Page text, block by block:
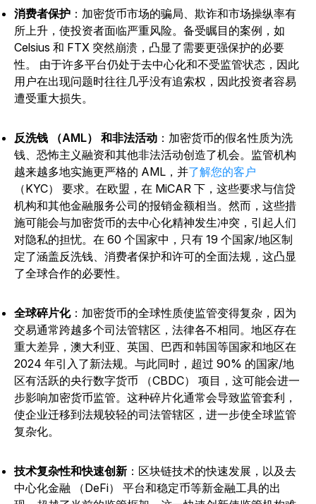
消费者保护 ：加密货币市场的骗局、欺诈和市场操纵率有
所上升，使投资者面临严重风险。备受瞩目的案例，如
Celsius 和 FTX 突然崩溃，凸显了需要更强保护的必要
性。
由于许多平台仍处于去中心化和不受监管状态，因此
用户在出现问题时往往几乎没有追索权，因此投资者容易
遭受重大损失。
反洗钱 （AML） 和非法活动 ：加密货币的假名性质为洗
钱、恐怖主义融资和其他非法活动创造了机会。监管机构
越来越多地实施更严格的 AML，并了解您的客户
（KYC） 要求。 在欧盟，在 MiCAR 下，这些要求与信贷
机构和其他金融服务公司的报销金额相当。然而，这些措
施可能会与加密货币的去中心化精神发生冲突，引起人们
对隐私的担忧。在 60 个国家中，只有 19 个国家/地区制
定了涵盖反洗钱、消费者保护和许可的全面法规，这凸显
了全球合作的必要性。
全球碎片化：加密货币的全球性质使监管变得复杂，因为
交易通常跨越多个司法管辖区，法律各不相同。地区存在
重大差异，澳大利亚、英国、巴西和韩国等国家和地区在
2024 年引入了新法规。与此同时，超过 90% 的国家/地
区有活跃的央行数字货币 （CBDC） 项目，这可能会进一
步影响加密货币监管。这种碎片化通常会导致监管套利，
使企业迁移到法规较轻的司法管辖区，进一步使全球监管
复杂化。
技术复杂性和快速创新 ：区块链技术的快速发展，以及去
中心化金融 （DeFi） 平台和稳定币等新金融工具的出